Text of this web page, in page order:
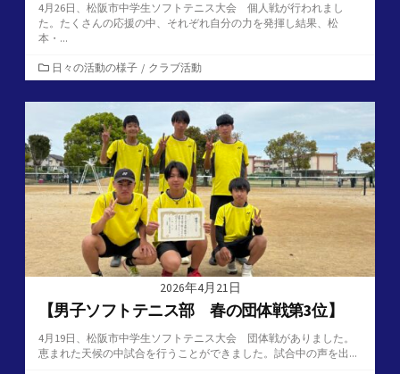
4月26日、松阪市中学生ソフトテニス大会 個人戦が行われまし
た。たくさんの応援の中、それぞれ自分の力を発揮し結果、松
本・...
カ
テ
ゴ
ー
日々の活動の様子 / クラブ活動
2026年4月21日
【男子ソフトテニス部 春の団体戦第3位】
4月19日、松阪市中学生ソフトテニス大会 団体戦がありました。
恵まれた天候の中試合を行うことができました。試合中の声を出...